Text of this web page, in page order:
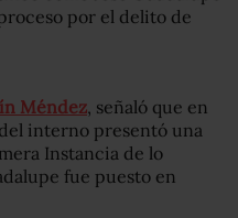
por el delito de
Méndez, señaló que en
interno presentó una
Instancia de lo
fue puesto en